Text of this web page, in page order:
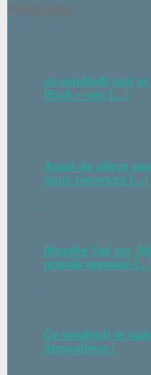
Podcasts
ce vendredi soir et
Rock » vou [...]
Avant de vibrer
nous recevons [...]
Magalie Vaé sur
grande gagnant [...]
Ce vendredi et
Angoulême !